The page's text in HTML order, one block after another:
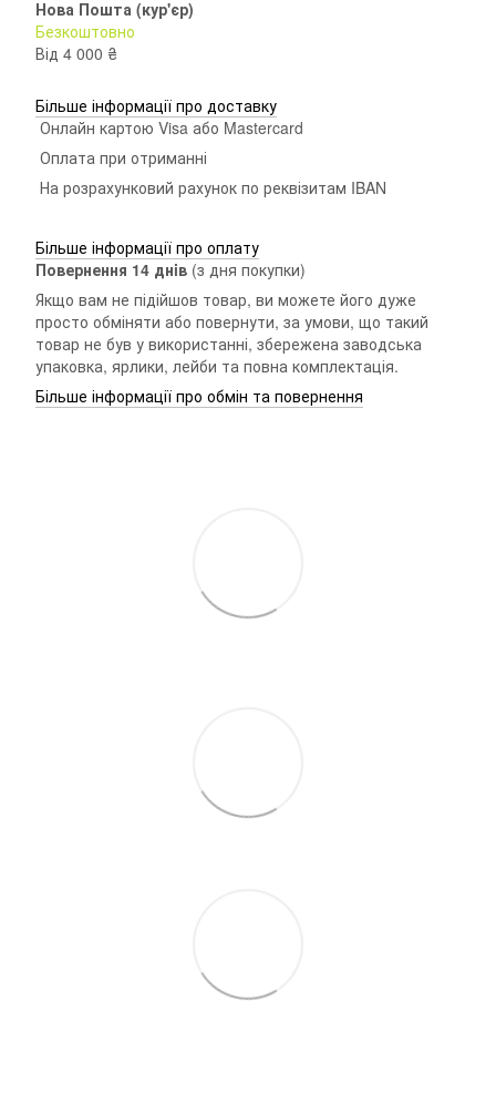
Нова Пошта (кур'єр)
Безкоштовно
Від 4 000 ₴
Більше інформації про доставку
Онлайн картою Visa або Mastercard
Оплата при отриманні
На розрахунковий рахунок по реквізитам IBAN
Більше інформації про оплату
Повернення 14 днiв (з дня покупки)
Якщо вам не підійшов товар, ви можете його дуже
просто обміняти або повернути, за умови, що такий
товар не був у використанні, збережена заводська
упаковка, ярлики, лейби та повна комплектація.
Більше інформації про обмін та повернення